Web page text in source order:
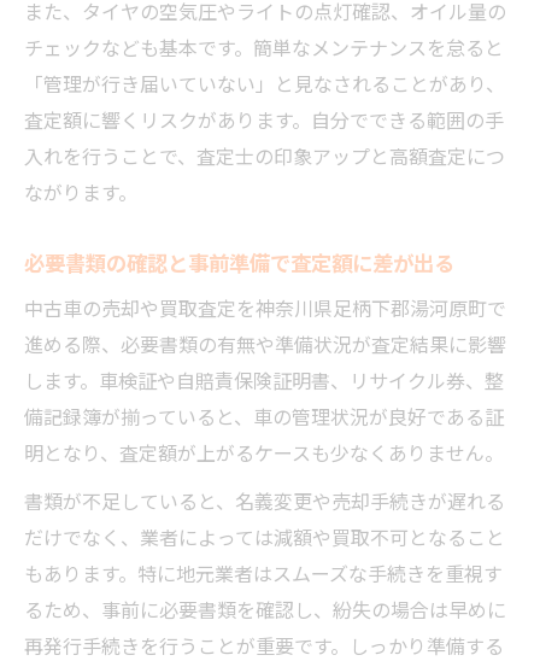
また、タイヤの空気圧やライトの点灯確認、オイル量の
チェックなども基本です。簡単なメンテナンスを怠ると
「管理が行き届いていない」と見なされることがあり、
査定額に響くリスクがあります。自分でできる範囲の手
入れを行うことで、査定士の印象アップと高額査定につ
ながります。
必要書類の確認と事前準備で査定額に差が出る
中古車の売却や買取査定を神奈川県足柄下郡湯河原町で
進める際、必要書類の有無や準備状況が査定結果に影響
します。車検証や自賠責保険証明書、リサイクル券、整
備記録簿が揃っていると、車の管理状況が良好である証
明となり、査定額が上がるケースも少なくありません。
書類が不足していると、名義変更や売却手続きが遅れる
だけでなく、業者によっては減額や買取不可となること
もあります。特に地元業者はスムーズな手続きを重視す
るため、事前に必要書類を確認し、紛失の場合は早めに
再発行手続きを行うことが重要です。しっかり準備する